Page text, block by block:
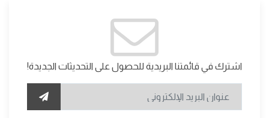
اشترك في قائمتنا البريدية للحصول على التحديثات الجديدة!